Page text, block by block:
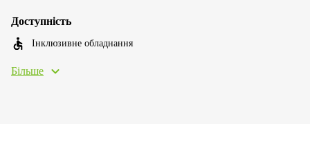
Доступність
Інклюзивне обладнання
Більше